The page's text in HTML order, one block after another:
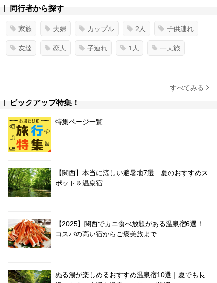
同行者から探す
家族 夫婦 カップル 2人 子供連れ
友達 恋人 子連れ 1人 一人旅
すべてみる
ピックアップ特集！
特集ページ一覧
【関西】本当に涼しい避暑地7選 夏のおすすめス
ポット＆温泉宿
【2025】関西でカニ食べ放題がある温泉宿6選！
コスパの高い宿からご褒美旅まで
ぬる湯が楽しめるおすすめ温泉宿10選｜夏でも長